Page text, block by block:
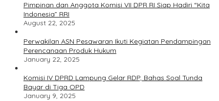
Pimpinan dan Anggota Komisi VII DPR RI Siap Hadiri “Kita
Indonesia” RRI
August 22, 2025
Perwakilan ASN Pesawaran Ikuti Kegiatan Pendampingan
Perencanaan Produk Hukum
January 22, 2025
Komisi IV DPRD Lampung Gelar RDP, Bahas Soal Tunda
Bayar di Tiga OPD
January 9, 2025